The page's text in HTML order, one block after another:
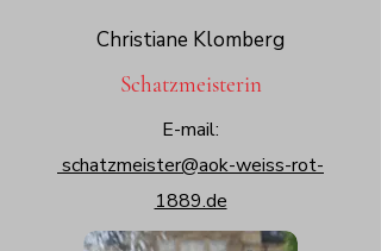
Christiane Klomberg
Schatzmeisterin
E-mail:
schatzmeister@aok-weiss-rot-
1889.de